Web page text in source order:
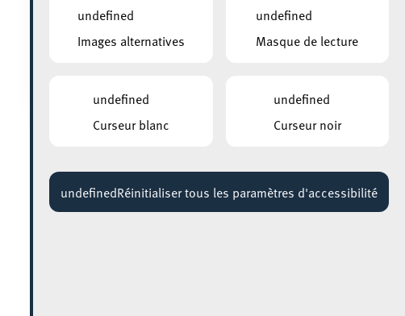
LIENS
undefined
Images alternatives
undefined
Masque de lecture
undefined
Curseur blanc
undefined
Curseur noir
undefinedRéinitialiser tous les paramètres d'accessibilité